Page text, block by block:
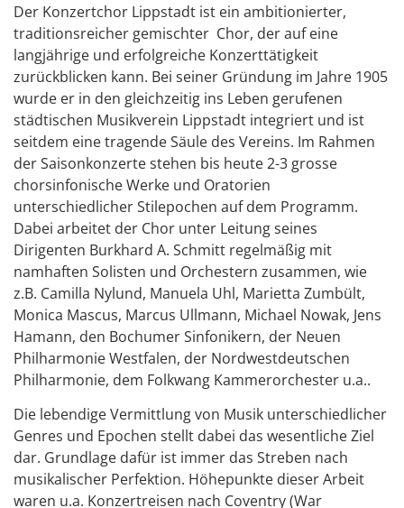
Der Konzertchor Lippstadt ist ein ambitionierter,
traditionsreicher gemischter Chor, der auf eine
langjährige und erfolgreiche Konzerttätigkeit
zurückblicken kann. Bei seiner Gründung im Jahre 1905
wurde er in den gleichzeitig ins Leben gerufenen
städtischen Musikverein Lippstadt integriert und ist
seitdem eine tragende Säule des Vereins. Im Rahmen
der Saisonkonzerte stehen bis heute 2-3 grosse
chorsinfonische Werke und Oratorien
unterschiedlicher Stilepochen auf dem Programm.
Dabei arbeitet der Chor unter Leitung seines
Dirigenten Burkhard A. Schmitt regelmäßig mit
namhaften Solisten und Orchestern zusammen, wie
z.B. Camilla Nylund, Manuela Uhl, Marietta Zumbült,
Monica Mascus, Marcus Ullmann, Michael Nowak, Jens
Hamann, den Bochumer Sinfonikern, der Neuen
Philharmonie Westfalen, der Nordwestdeutschen
Philharmonie, dem Folkwang Kammerorchester u.a..
Die lebendige Vermittlung von Musik unterschiedlicher
Genres und Epochen stellt dabei das wesentliche Ziel
dar. Grundlage dafür ist immer das Streben nach
musikalischer Perfektion. Höhepunkte dieser Arbeit
waren u.a. Konzertreisen nach Coventry (War